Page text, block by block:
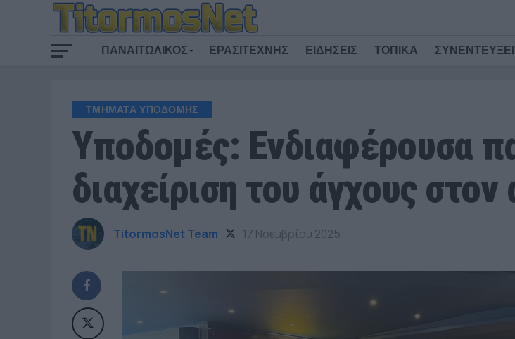
ΠΑΝΑΙΤΩΛΙΚΟΣ ΕΡΑΣΙΤΕΧΝΗΣ ΕΙΔΗΣΕΙΣ ΤΟΠΙΚΑ
ΤΜΗΜΑΤΑ ΥΠΟΔΟΜΗΣ
Υποδομές: Ενδιαφέρουσα
διαχείριση του άγχους
TitormosNet Team 17 Νοεμβρίου 2025